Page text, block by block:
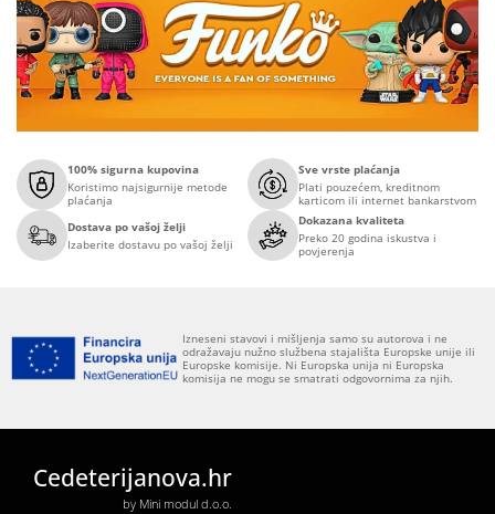
100% sigurna kupovina
Koristimo najsigurnije metode
plaćanja
Sve vrste plaćanja
Plati pouzećem, kreditnom
karticom ili internet bankarstvom
Dostava po vašoj želji
Izaberite dostavu po vašoj želji
Dokazana kvaliteta
Preko 20 godina iskustva i
povjerenja
Izneseni stavovi i mišljenja samo su autorova i ne
odražavaju nužno službena stajališta Europske unije ili
Europske komisije. Ni Europska unija ni Europska
komisija ne mogu se smatrati odgovornima za njih.
Cedeterijanova.hr
by Mini modul d.o.o.